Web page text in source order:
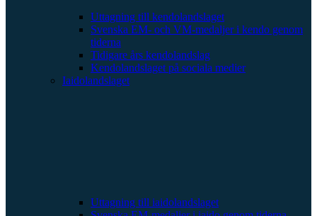
Uttagning till kendolandslaget
Svenska EM- och VM-medaljer i kendo genom
tiderna
Tidigare års kendolandslag
Kendolandslaget på sociala medier
Iaidolandslaget
Uttagning till iaidolandslaget